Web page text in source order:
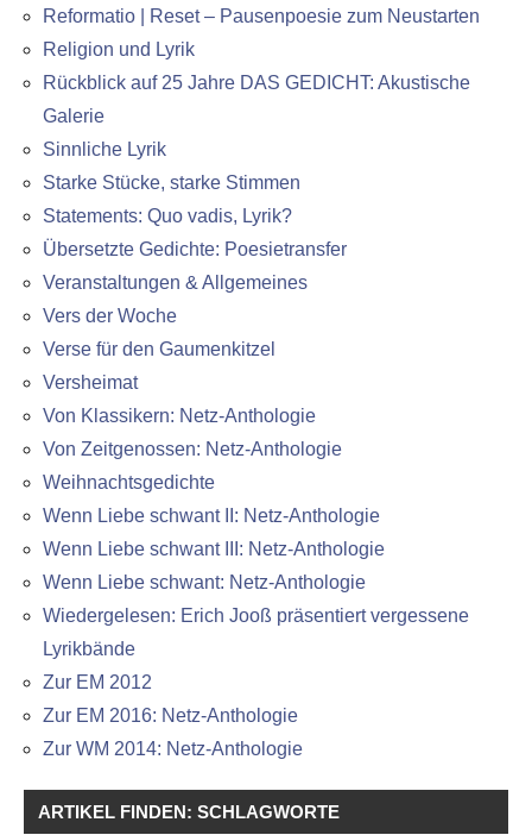
Reformatio | Reset – Pausenpoesie zum Neustarten
Religion und Lyrik
Rückblick auf 25 Jahre DAS GEDICHT: Akustische
Galerie
Sinnliche Lyrik
Starke Stücke, starke Stimmen
Statements: Quo vadis, Lyrik?
Übersetzte Gedichte: Poesietransfer
Veranstaltungen & Allgemeines
Vers der Woche
Verse für den Gaumenkitzel
Versheimat
Von Klassikern: Netz-Anthologie
Von Zeitgenossen: Netz-Anthologie
Weihnachtsgedichte
Wenn Liebe schwant II: Netz-Anthologie
Wenn Liebe schwant III: Netz-Anthologie
Wenn Liebe schwant: Netz-Anthologie
Wiedergelesen: Erich Jooß präsentiert vergessene
Lyrikbände
Zur EM 2012
Zur EM 2016: Netz-Anthologie
Zur WM 2014: Netz-Anthologie
ARTIKEL FINDEN: SCHLAGWORTE